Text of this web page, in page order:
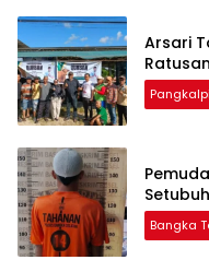
‎Arsari
Bangka